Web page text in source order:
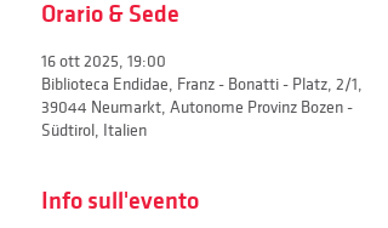
Orario & Sede
16 ott 2025, 19:00
Biblioteca Endidae, Franz - Bonatti - Platz, 2/1,
39044 Neumarkt, Autonome Provinz Bozen -
Südtirol, Italien
Info sull'evento